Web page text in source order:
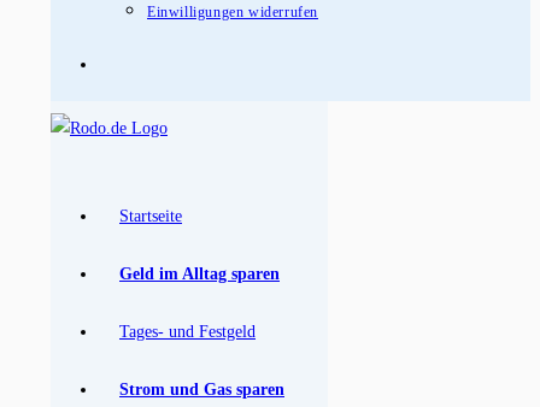
Einwilligungen widerrufen
Startseite
Geld im Alltag sparen
Tages- und Festgeld
Strom und Gas sparen